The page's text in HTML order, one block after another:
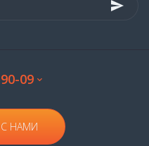
09
С НАМИ